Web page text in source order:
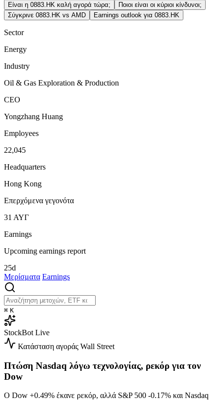
Είναι η 0883.HK καλή αγορά τώρα;
Ποιοι είναι οι κύριοι κίνδυνοι;
Σύγκρινε 0883.HK vs AMD
Earnings outlook για 0883.HK
Sector
Energy
Industry
Oil & Gas Exploration & Production
CEO
Yongzhang Huang
Employees
22,045
Headquarters
Hong Kong
Επερχόμενα γεγονότα
31 ΑΥΓ
Earnings
Upcoming earnings report
25d
Μερίσματα Earnings
⌘ K
StockBot Live
Κατάσταση αγοράς Wall Street
Πτώση Nasdaq λόγω τεχνολογίας, ρεκόρ για τον
Dow
Ο Dow +0.49% έκανε ρεκόρ, αλλά S&P 500 -0.17% και Nasdaq